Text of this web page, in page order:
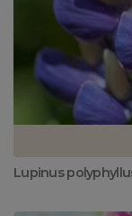
Lupinus